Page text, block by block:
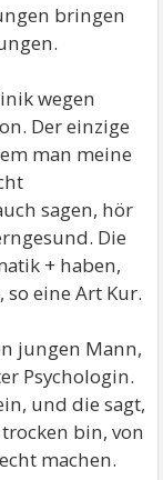
bringen
wegen
Der einzige
man meine
sagen, hör
Die
+ haben,
eine Art Kur.
jungen Mann,
Psychologin.
und die sagt,
bin, von
machen.